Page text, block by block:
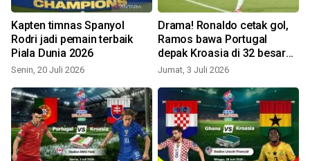
Kapten timnas Spanyol
Rodri jadi pemain terbaik
Piala Dunia 2026
Senin, 20 Juli 2026
Drama! Ronaldo cetak gol,
Ramos bawa Portugal
depak Kroasia di 32 besar
Piala Dunia 2026
Jumat, 3 Juli 2026